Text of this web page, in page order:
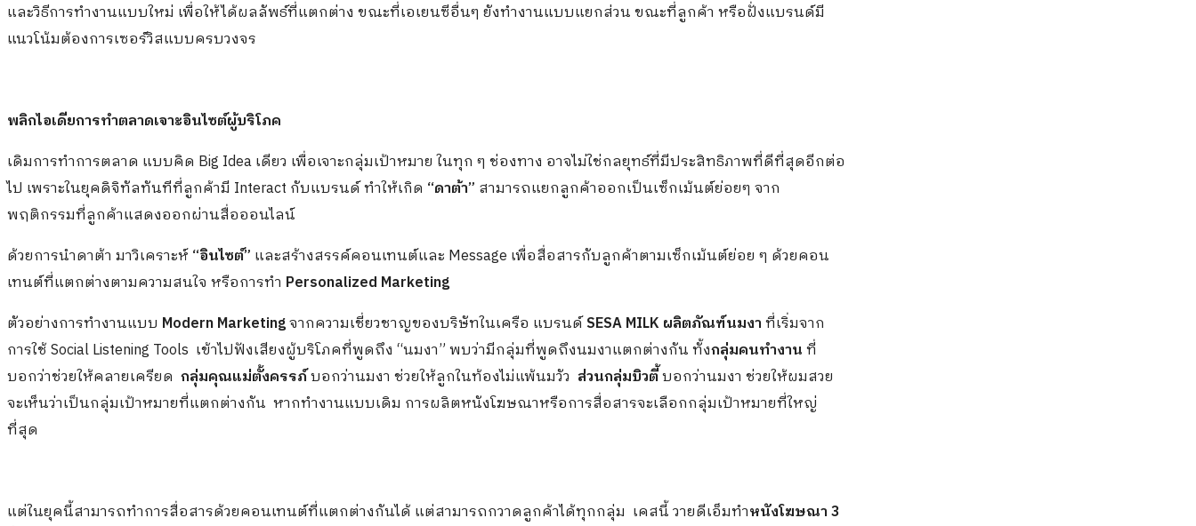
และวิธีการทำงานแบบใหม่ เพื่อให้ได้ผลลัพธ์ที่แตกต่าง ขณะที่เอเยนซีอื่นๆ ยังทำงานแบบแยกส่วน ขณะที่ลูกค้า หรือฝั่งแบรนด์มี
แนวโน้มต้องการเซอร์วิสแบบครบวงจร
พลิกไอเดียการทำตลาดเจาะอินไซต์ผู้บริโภค
เดิมการทำการตลาด แบบคิด Big Idea เดียว เพื่อเจาะกลุ่มเป้าหมาย ในทุก ๆ ช่องทาง อาจไม่ใช่กลยุทธ์ที่มีประสิทธิภาพที่ดีที่สุดอีกต่อ
ไป เพราะในยุคดิจิทัลทันทีที่ลูกค้ามี Interact กับแบรนด์ ทำให้เกิด “ดาต้า” สามารถแยกลูกค้าออกเป็นเซ็กเม้นต์ย่อยๆ จาก
พฤติกรรมที่ลูกค้าแสดงออกผ่านสื่อออนไลน์
ด้วยการนำดาต้า มาวิเคราะห์“อินไซต์” และสร้างสรรค์คอนเทนต์และ Message เพื่อสื่อสารกับลูกค้าตามเซ็กเม้นต์ย่อย ๆ ด้วยคอน
เทนต์ที่แตกต่างตามความสนใจ หรือการทำ Personalized Marketing
ตัวอย่างการทำงานแบบ Modern Marketingจากความเชี่ยวชาญของบริษัทในเครือ แบรนด์SESA MILK ผลิตภัณฑ์นมงาที่เริ่มจาก
การใช้ Social Listening Tools เข้าไปฟังเสียงผู้บริโภคที่พูดถึง “นมงา” พบว่ามีกลุ่มที่พูดถึงนมงาแตกต่างกัน ทั้งกลุ่มคนทำงานที่
บอกว่าช่วยให้คลายเครียด กลุ่มคุณแม่ตั้งครรภ์บอกว่านมงา ช่วยให้ลูกในท้องไม่แพ้นมวัว ส่วนกลุ่มบิวตี้บอกว่านมงา ช่วยให้ผมสวย
จะเห็นว่าเป็นกลุ่มเป้าหมายที่แตกต่างกัน หากทำงานแบบเดิม การผลิตหนังโฆษณาหรือการสื่อสารจะเลือกกลุ่มเป้าหมายที่ใหญ่
ที่สุด
แต่ในยุคนี้สามารถทำการสื่อสารด้วยคอนเทนต์ที่แตกต่างกันได้ แต่สามารถกวาดลูกค้าได้ทุกกลุ่ม เคสนี้ วายดีเอ็มทำหนังโฆษณา 3